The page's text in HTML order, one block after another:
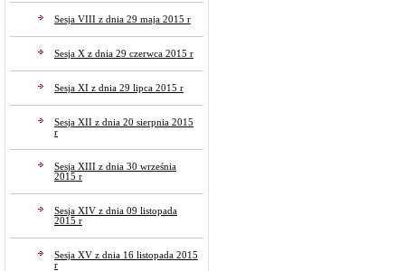
Sesja VIII z dnia 29 maja 2015 r
Sesja X z dnia 29 czerwca 2015 r
Sesja XI z dnia 29 lipca 2015 r
Sesja XII z dnia 20 sierpnia 2015
r
Sesja XIII z dnia 30 września
2015 r
Sesja XIV z dnia 09 listopada
2015 r
Sesja XV z dnia 16 listopada 2015
r